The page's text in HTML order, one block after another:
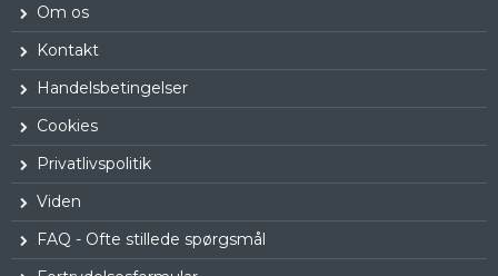
Om os
Kontakt
Handelsbetingelser
Cookies
Privatlivspolitik
Viden
FAQ - Ofte stillede spørgsmål